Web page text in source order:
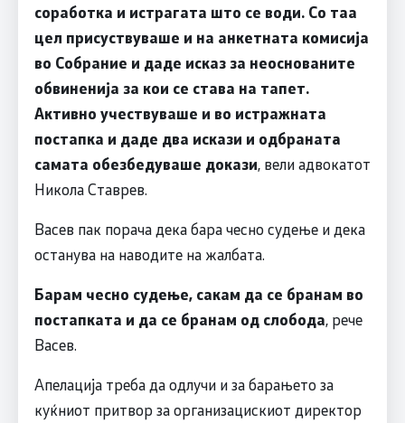
соработка и истрагата што се води. Со таа
цел присуствуваше и на анкетната комисија
во Собрание и даде исказ за неоснованите
обвиненија за кои се става на тапет.
Активно учествуваше и во истражната
постапка и даде два искази и одбранатa
самата обезбедуваше докази, вели адвокатот
Никола Ставрев.
Васев пак порача дека бара чесно судење и дека
останува на наводите на жалбата.
Барам чесно судење, сакам да се бранам во
постапката и да се бранам од слобода, рече
Васев.
Апелација треба да одлучи и за барањето за
куќниот притвор за организацискиот директор